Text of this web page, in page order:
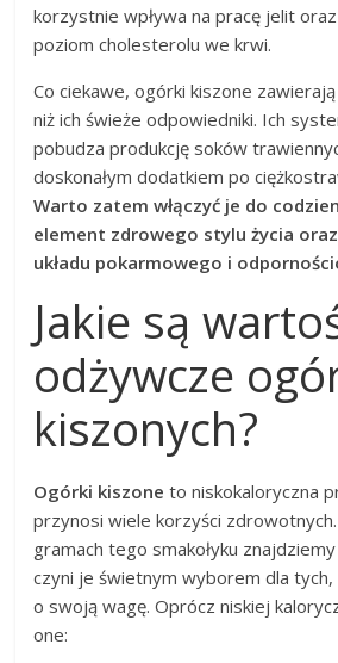
korzystnie wpływa na pracę jelit
poziom cholesterolu we krwi.
Co ciekawe, ogórki kiszone
niż ich świeże odpowiedniki. Ich
pobudza produkcję soków
doskonałym dodatkiem po
Warto zatem włączyć je do
element zdrowego stylu życia
układu pokarmowego i
Jakie są
odżywcze
kiszonych?
Ogórki kiszone to niskokaloryczna
przynosi wiele korzyści
gramach tego smakołyku
czyni je świetnym wyborem dla
o swoją wagę. Oprócz niskiej
one: